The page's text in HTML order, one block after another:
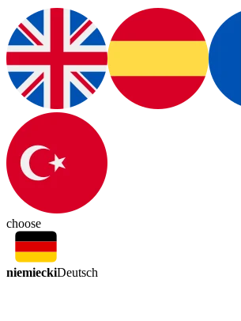
choose
niemieckiDeutsch